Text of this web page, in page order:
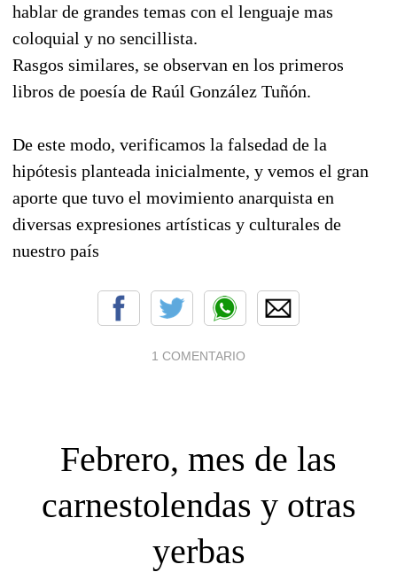
hablar de grandes temas con el lenguaje mas
coloquial y no sencillista.
Rasgos similares, se observan en los primeros
libros de poesía de Raúl González Tuñón.
De este modo, verificamos la falsedad de la
hipótesis planteada inicialmente, y vemos el gran
aporte que tuvo el movimiento anarquista en
diversas expresiones artísticas y culturales de
nuestro país
1 COMENTARIO
Febrero, mes de las
carnestolendas y otras
yerbas